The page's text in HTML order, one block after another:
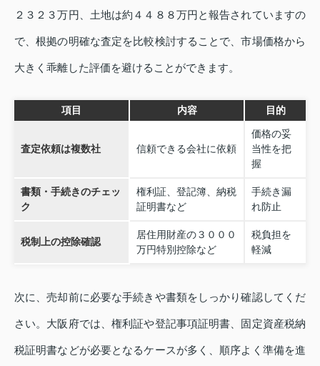
２３２３万円、土地は約４４８８万円と報告されていますの
で、根拠の明確な査定を比較検討することで、市場価格から
大きく乖離した評価を避けることができます。
項目 内容 目的
査定依頼は複数社 信頼できる会社に依頼
価格の妥
当性を把
握
書類・手続きのチェッ
ク
権利証、登記簿、納税
証明書など
手続き漏
れ防止
税制上の控除確認
居住用財産の３０００
万円特別控除など
税負担を
軽減
次に、売却前に必要な手続きや書類をしっかり確認してくだ
さい。大阪府では、権利証や登記事項証明書、固定資産税納
税証明書などが必要となるケースが多く、順序よく準備を進